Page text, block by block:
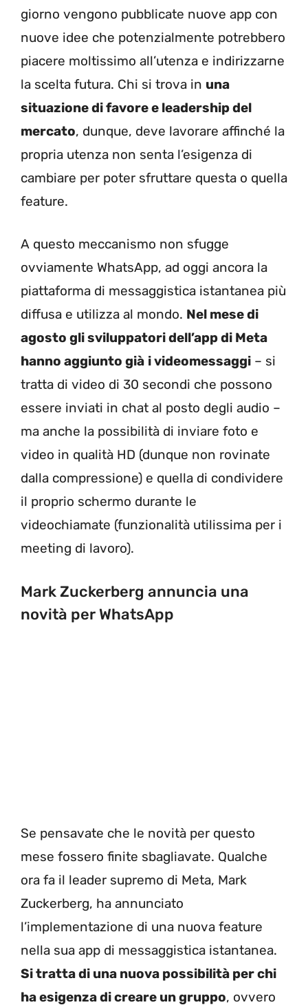
giorno vengono pubblicate nuove app con
nuove idee che potenzialmente potrebbero
piacere moltissimo all’utenza e indirizzarne
la scelta futura. Chi si trova in una
situazione di favore e leadership del
mercato, dunque, deve lavorare affinché la
propria utenza non senta l’esigenza di
cambiare per poter sfruttare questa o quella
feature.
A questo meccanismo non sfugge
ovviamente WhatsApp, ad oggi ancora la
piattaforma di messaggistica istantanea più
diffusa e utilizza al mondo. Nel mese di
agosto gli sviluppatori dell’app di Meta
hanno aggiunto già i videomessaggi – si
tratta di video di 30 secondi che possono
essere inviati in chat al posto degli audio –
ma anche la possibilità di inviare foto e
video in qualità HD (dunque non rovinate
dalla compressione) e quella di condividere
il proprio schermo durante le
videochiamate (funzionalità utilissima per i
meeting di lavoro).
Mark Zuckerberg annuncia una
novità per WhatsApp
Se pensavate che le novità per questo
mese fossero finite sbagliavate. Qualche
ora fa il leader supremo di Meta, Mark
Zuckerberg, ha annunciato
l’implementazione di una nuova feature
nella sua app di messaggistica istantanea.
Si tratta di una nuova possibilità per chi
ha esigenza di creare un gruppo, ovvero